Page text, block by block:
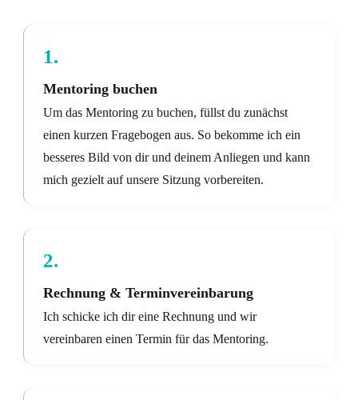
1.
Mentoring buchen
Um das Mentoring zu buchen, füllst du zunächst
einen kurzen Fragebogen aus. So bekomme ich ein
besseres Bild von dir und deinem Anliegen und kann
mich gezielt auf unsere Sitzung vorbereiten.
2.
Rechnung & Terminvereinbarung
Ich schicke ich dir eine Rechnung und wir
vereinbaren einen Termin für das Mentoring.